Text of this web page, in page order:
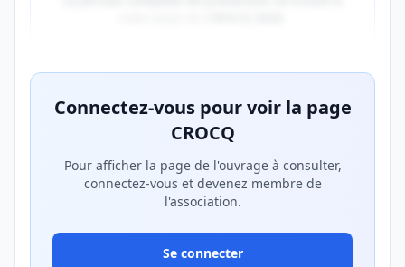
Connectez-vous pour voir la page
CROCQ
Pour afficher la page de l'ouvrage à consulter,
connectez-vous et devenez membre de
l'association.
Se connecter